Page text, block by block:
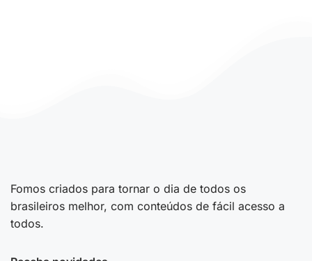
Fomos criados para tornar o dia de todos os
brasileiros melhor, com conteúdos de fácil acesso a
todos.